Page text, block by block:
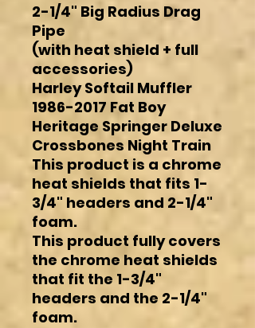
2-1/4" Big Radius Drag
Pipe
(with heat shield + full
accessories)
Harley Softail Muffler
1986-2017 Fat Boy
Heritage Springer Deluxe
Crossbones Night Train
This product is a chrome
heat shields that fits 1-
3/4" headers and 2-1/4"
foam.
This product fully covers
the chrome heat shields
that fit the 1-3/4"
headers and the 2-1/4"
foam.